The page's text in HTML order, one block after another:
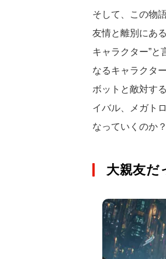
そして、この物
友情と離別にあ
キャラクター”と
なるキャラクタ
ボットと敵対す
イバル、メガト
なっていくのか？
大親友だ